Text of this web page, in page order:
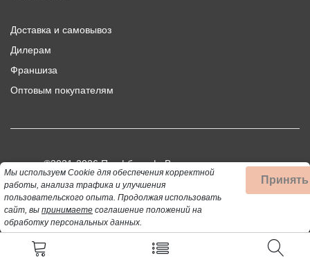
Доставка и самовывоз
Дилерам
Франшиза
Оптовым покупателям
©2021-2026 Профбыт.рф. Все права защищены.
Использование материалов сайта допускается только при
публикации активной ссылки на цитируемый материал.
Данный сайт не является публичной офертой, определяемой
положениями статей 437 (2) ГК РФ.
Мы используем Cookie для обеспечения корректной
работы, анализа трафика и улучшения
пользовательского опыта. Продолжая использовать
сайт, вы принимаете соглашение положений на
обработку персональных данных.
Принять